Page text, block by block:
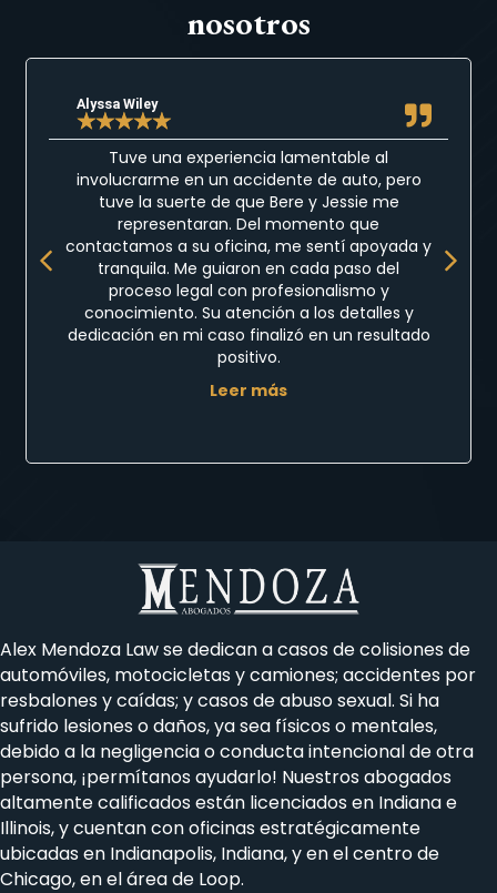
nosotros
Alyssa Wiley
★★★★★
Tuve una experiencia lamentable al
involucrarme en un accidente de auto, pero
tuve la suerte de que Bere y Jessie me
representaran. Del momento que
contactamos a su oficina, me sentí apoyada y
tranquila. Me guiaron en cada paso del
proceso legal con profesionalismo y
conocimiento. Su atención a los detalles y
dedicación en mi caso finalizó en un resultado
positivo.
Leer más
Previous Next
Alex Mendoza Law sededican acasos de colisiones de
automóviles, motocicletas y camiones; accidentes por
resbalones y caídas; y casos de abuso sexual. Si ha
sufrido lesiones o daños, ya sea físicos o mentales,
debido a la negligencia o conducta intencional de otra
persona, ¡permítanos ayudarlo! Nuestros abogados
altamente calificados están licenciados en Indiana e
Illinois, y cuentan con oficinas estratégicamente
ubicadas en Indianapolis, Indiana, y en el centro de
Chicago, en el área de Loop.